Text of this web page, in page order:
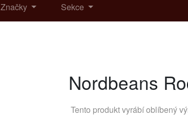
Značky Sekce
Nordbeans
Tento produkt vyrábí oblíbený